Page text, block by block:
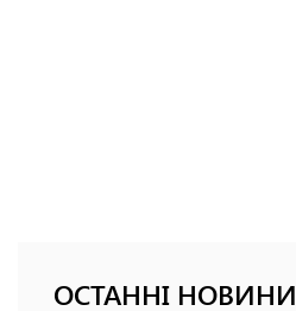
ОСТАННІ НОВИНИ